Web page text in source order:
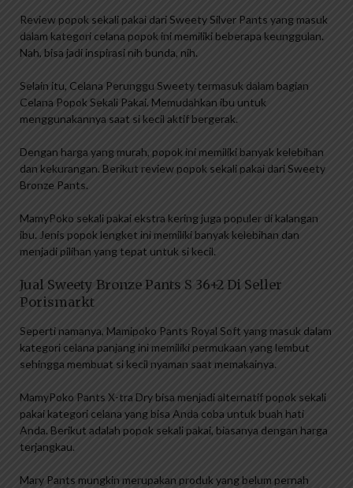
Review popok sekali pakai dari Sweety Silver Pants yang masuk
dalam kategori celana popok ini memiliki beberapa keunggulan.
Nah, bisa jadi inspirasi nih bunda, nih.
Selain itu, Celana Perunggu Sweety termasuk dalam bagian
Celana Popok Sekali Pakai. Memudahkan ibu untuk
menggunakannya saat si kecil aktif bergerak.
Dengan harga yang murah, popok ini memiliki banyak kelebihan
dan kekurangan. Berikut review popok sekali pakai dari Sweety
Bronze Pants.
MamyPoko sekali pakai ekstra kering juga populer di kalangan
ibu. Jenis popok lengket ini memiliki banyak kelebihan dan
menjadi pilihan yang tepat untuk si kecil.
Jual Sweety Bronze Pants S 36+2 Di Seller
Porismarkt
Seperti namanya, Mamipoko Pants Royal Soft yang masuk dalam
kategori celana panjang ini memiliki permukaan yang lembut
sehingga membuat si kecil nyaman saat memakainya.
MamyPoko Pants X-tra Dry bisa menjadi alternatif popok sekali
pakai kategori celana yang bisa Anda coba untuk buah hati
Anda. Berikut adalah popok sekali pakai, biasanya dengan harga
terjangkau.
Mary Pants mungkin merupakan produk yang belum pernah